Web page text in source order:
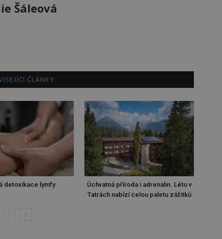
Šáleová
ČLÁNKY
detoxikace lymfy
Úchvatná příroda i adrenalin. Léto v
Tatrách nabízí celou paletu zážitků